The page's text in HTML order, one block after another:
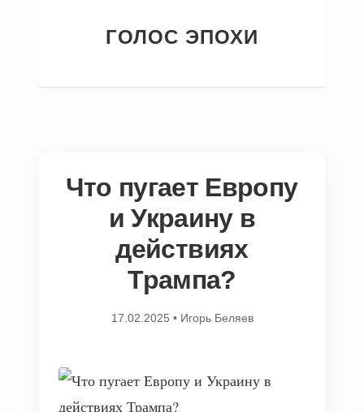
ГОЛОС ЭПОХИ
Что пугает Европу
и Украину в
действиях
Трампа?
17.02.2025 • Игорь Беляев